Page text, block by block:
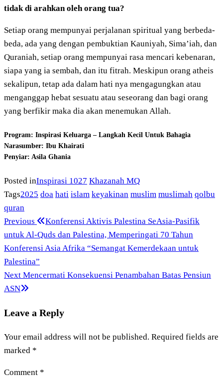
tidak di arahkan oleh orang tua?
Setiap orang mempunyai perjalanan spiritual yang berbeda-
beda, ada yang dengan pembuktian Kauniyah, Sima’iah, dan
Quraniah, setiap orang mempunyai rasa mencari kebenaran,
siapa yang ia sembah, dan itu fitrah. Meskipun orang atheis
sekalipun, tetap ada dalam hati nya mengagungkan atau
menganggap hebat sesuatu atau seseorang dan bagi orang
yang berfikir maka dia akan menemukan Allah.
Program: Inspirasi Keluarga – Langkah Kecil Untuk Bahagia
Narasumber: Ibu Khairati
Penyiar: Asila Ghania
Posted inInspirasi 1027 Khazanah MQ
Tags2025 doa hati islam keyakinan muslim muslimah qolbu
quran
Post
navigation
Previous
Post
Previous
Konferensi Aktivis Palestina SeAsia-Pasifik
untuk Al-Quds dan Palestina, Memperingati 70 Tahun
Konferensi Asia Afrika “Semangat Kemerdekaan untuk
Palestina”
Next
Post
Next Mencermati Konsekuensi Penambahan Batas Pensiun
ASN
Leave a Reply
Your email address will not be published. Required fields are
marked *
Comment *